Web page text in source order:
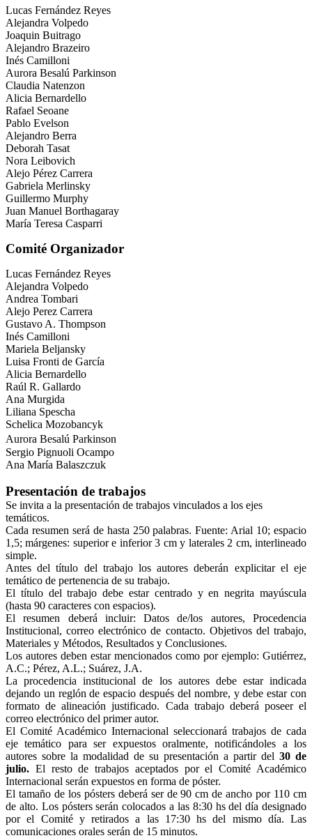
Lucas Fernández Reyes
Alejandra Volpedo
Joaquin Buitrago
Alejandro Brazeiro
Inés Camilloni
Aurora Besalú Parkinson
Claudia Natenzon
Alicia Bernardello
Rafael Seoane
Pablo Evelson
Alejandro Berra
Deborah Tasat
Nora Leibovich
Alejo Pérez Carrera
Gabriela Merlinsky
Guillermo Murphy
Juan Manuel Borthagaray
María Teresa Casparri
Comité Organizador
Lucas Fernández Reyes
Alejandra Volpedo
Andrea Tombari
Alejo Perez Carrera
Gustavo A. Thompson
Inés Camilloni
Mariela Beljansky
Luisa Fronti de García
Alicia Bernardello
Raúl R. Gallardo
Ana Murgida
Liliana Spescha
Schelica Mozobancyk
Aurora Besalú Parkinson
Sergio Pignuoli Ocampo
Ana María Balaszczuk
Presentación de trabajos
Se invita a la presentación de trabajos vinculados a los ejes
temáticos.
Cada resumen será de hasta 250 palabras.Fuente: Arial 10; espacio
1,5; márgenes: superior e inferior 3 cm y laterales 2 cm, interlineado
simple.
Antes del título del trabajo los autores deberán explicitar el eje
temático de pertenencia de su trabajo.
El título del trabajo debe estar centrado y en negrita mayúscula
(hasta 90 caracteres con espacios).
El resumen deberá incluir: Datos de/los autores, Procedencia
Institucional, correo electrónico de contacto. Objetivos del trabajo,
Materiales y Métodos, Resultados y Conclusiones.
Los autores deben estar mencionados como por ejemplo: Gutiérrez,
A.C.; Pérez, A.L.; Suárez, J.A.
La procedencia institucional de los autores debe estar indicada
dejando un reglón de espacio después del nombre, y debe estar con
formato de alineación justificado. Cada trabajo deberá poseer el
correo electrónico del primer autor.
El Comité Académico Internacional seleccionará trabajos de cada
eje temático para ser expuestos oralmente, notificándoles a los
autores sobre la modalidad de su presentación a partir del 30 de
julio. El resto de trabajos aceptados por el Comité Académico
Internacional serán expuestos en forma de póster.
El tamaño de los pósters deberá ser de 90 cm de ancho por 110 cm
de alto. Los pósters serán colocados a las 8:30 hs del día designado
por el Comité y retirados a las 17:30 hs del mismo día. Las
comunicaciones orales serán de 15 minutos.